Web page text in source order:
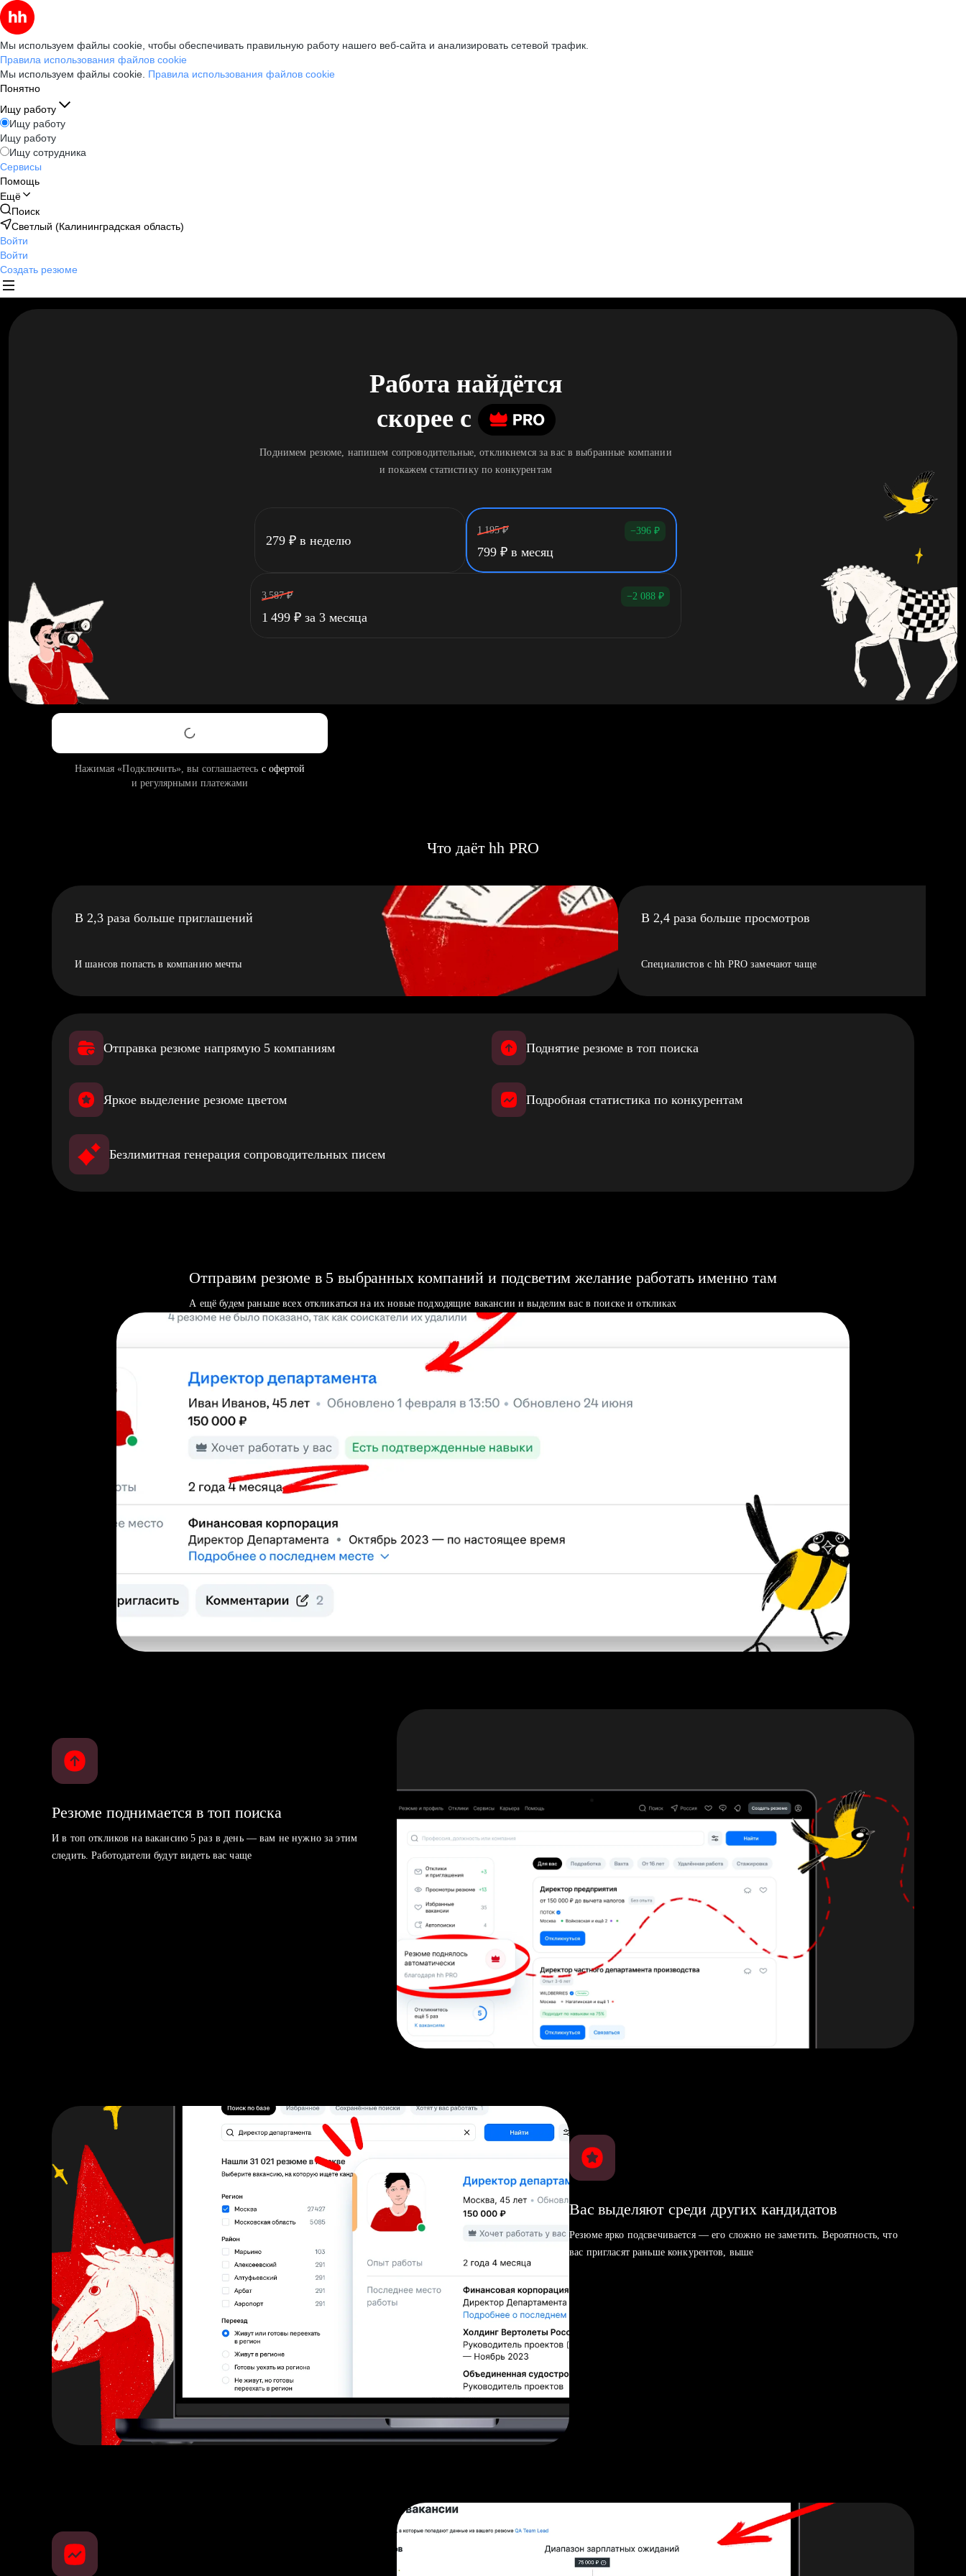
Мы используем файлы cookie, чтобы обеспечивать правильную работу нашего веб-сайта и анализировать сетевой трафик.
Правила использования файлов cookie
Мы используем файлы cookie. Правила использования файлов cookie
Понятно
Ищу работу
Ищу работу
Ищу работу
Ищу сотрудника
Сервисы
Помощь
Ещё
Поиск
Светлый (Калининградская область)
Войти
Войти
Создать резюме
Работа найдётся
скорее c
Поднимем резюме, напишем сопроводительные, откликнемся за вас в выбранные компании
и покажем статистику по конкурентам
279 ₽ в неделю
1 195 ₽ −396 ₽
799 ₽ в месяц
3 587 ₽ −2 088 ₽
1 499 ₽ за 3 месяца
Нажимая «Подключить», вы соглашаетесь с офертой
и регулярными платежами
Что даёт hh PRO
В 2,3 раза больше приглашений
И шансов попасть в компанию мечты
В 2,4 раза больше просмотров
Специалистов с hh PRO замечают чаще
Отправка резюме напрямую 5 компаниям Поднятие резюме в топ поиска
Яркое выделение резюме цветом Подробная статистика по конкурентам
Безлимитная генерация сопроводительных писем
Отправим резюме в 5 выбранных компаний и подсветим желание работать именно там
А ещё будем раньше всех откликаться на их новые подходящие вакансии и выделим вас в поиске и откликах
Резюме поднимается в топ поиска
И в топ откликов на вакансию 5 раз в день — вам не нужно за этим
следить. Работодатели будут видеть вас чаще
Вас выделяют среди других кандидатов
Резюме ярко подсвечивается — его сложно не заметить. Вероятность, что
вас пригласят раньше конкурентов, выше